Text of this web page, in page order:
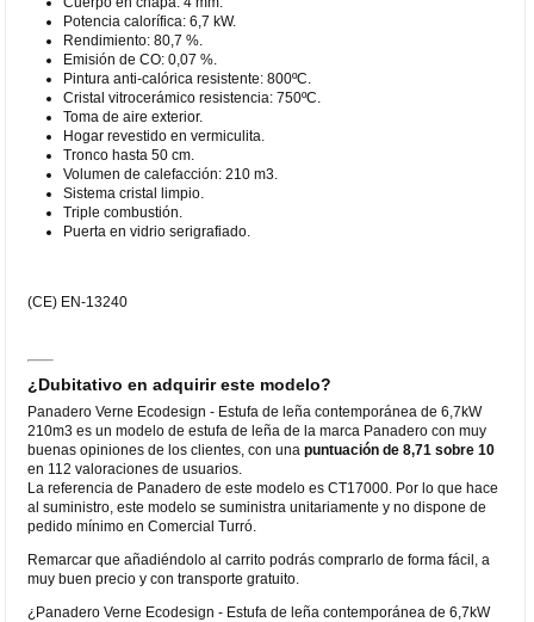
Potencia calorífica: 6,7 kW.
Rendimiento: 80,7 %.
Emisión de CO: 0,07 %.
Pintura anti-calórica resistente: 800ºC.
Cristal vitrocerámico resistencia: 750ºC.
Toma de aire exterior.
Hogar revestido en vermiculita.
Tronco hasta 50 cm.
Volumen de calefacción: 210 m3.
Sistema cristal limpio.
Triple combustión.
Puerta en vidrio serigrafiado.
(CE) EN-13240
¿Dubitativo en adquirir este modelo?
Panadero Verne Ecodesign - Estufa de leña contemporánea de 6,7kW
210m3 es un modelo de estufa de leña de la marca Panadero con muy
buenas opiniones de los clientes, con unapuntuación de 8,71 sobre 10
en 112 valoraciones de usuarios.
La referencia de Panadero de este modelo es CT17000. Por lo que hace
al suministro, este modelo se suministra unitariamente y no dispone de
pedido mínimo en Comercial Turró.
Remarcar que añadiéndolo al carrito podrás comprarlo de forma fácil, a
muy buen precio y con transporte gratuito.
¿Panadero Verne Ecodesign - Estufa de leña contemporánea de 6,7kW